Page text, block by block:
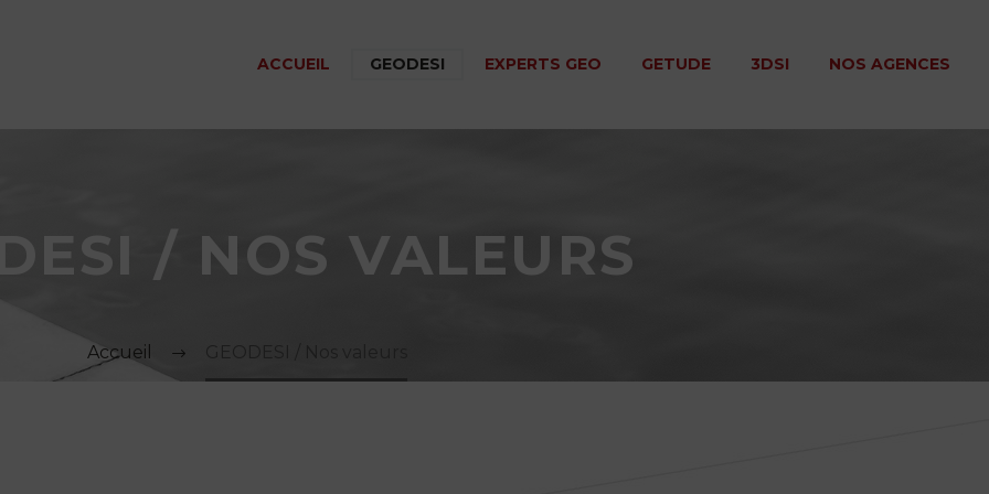
ACCUEIL GEODESI EXPERTS GEO GETUDE 3DSI NOS AGENCES
/ NOS VALEURS
Accueil